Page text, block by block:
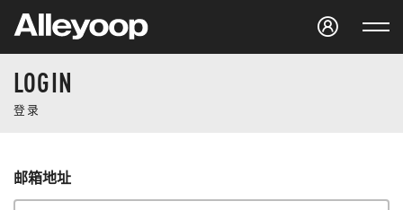
Studio Alleyoop
LOGIN
登录
邮箱地址